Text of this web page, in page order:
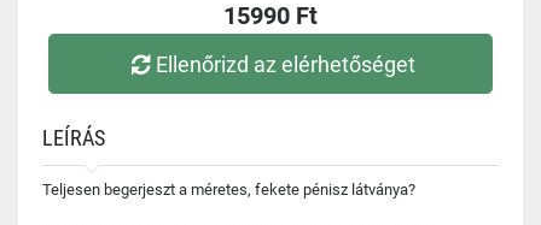
15990 Ft
Ellenőrizd az elérhetőséget
LEÍRÁS
Teljesen begerjeszt a méretes, fekete pénisz látványa?